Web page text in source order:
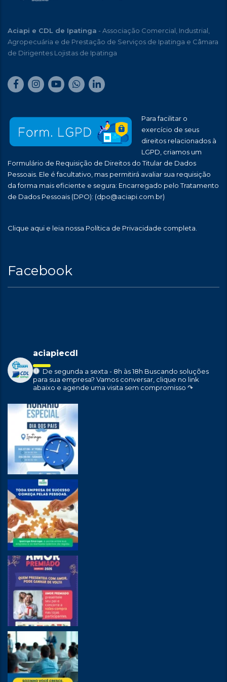
Aciapi e CDL de Ipatinga - Associação Comercial, Industrial,
Agropecuária e de Prestação de Serviços de Ipatinga e Câmara
de Dirigentes Lojistas de Ipatinga
Para facilitar o
exercício de seus
direitos relacionados à
LGPD, criamos um
Formulário de Requisição de Direitos do Titular de Dados
Pessoais. Ele é facultativo, mas permitirá avaliar sua requisição
da forma mais eficiente e segura: Encarregado pelo Tratamento
de Dados Pessoais (DPO): (dpo@aciapi.com.br)
Clique aqui e leia nossa Política de Privacidade completa.
Facebook
aciapiecdl
De segunda a sexta - 8h às 18h Buscando soluções
para sua empresa? Vamos conversar, clique no link
abaixo e agende uma visita sem compromisso ↷